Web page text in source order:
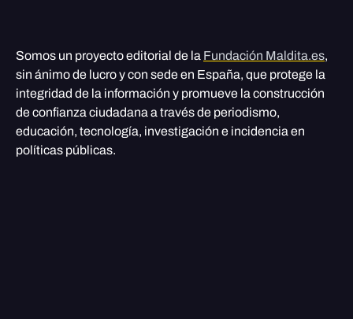
Somos un proyecto editorial de la Fundación Maldita.es,
sin ánimo de lucro y con sede en España, que protege la
integridad de la información y promueve la construcción
de confianza ciudadana a través de periodismo,
educación, tecnología, investigación e incidencia en
políticas públicas.